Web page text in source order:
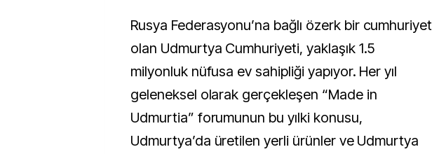
Rusya Federasyonu’na bağlı özerk bir cumhuriyet
olan Udmurtya Cumhuriyeti, yaklaşık 1.5
milyonluk nüfusa ev sahipliği yapıyor. Her yıl
geleneksel olarak gerçekleşen “Made in
Udmurtia” forumunun bu yılki konusu,
Udmurtya’da üretilen yerli ürünler ve Udmurtya